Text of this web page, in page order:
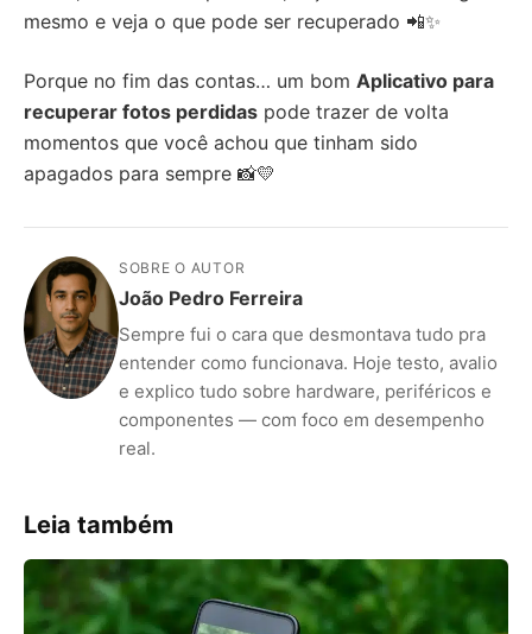
mesmo e veja o que pode ser recuperado 📲✨
Porque no fim das contas… um bom Aplicativo para
recuperar fotos perdidas pode trazer de volta
momentos que você achou que tinham sido
apagados para sempre 📸💛
SOBRE O AUTOR
João Pedro Ferreira
Sempre fui o cara que desmontava tudo pra
entender como funcionava. Hoje testo, avalio
e explico tudo sobre hardware, periféricos e
componentes — com foco em desempenho
real.
Leia também